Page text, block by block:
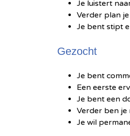
Je luistert
Verder plan
Je bent stipt
Gezocht
Je bent
Een eerste
Je bent een
Verder ben
Je wil